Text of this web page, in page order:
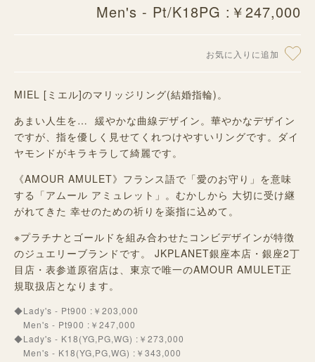
Men's - Pt/K18PG :￥247,000
お気に入りに追加
MIEL [ミエル]のマリッジリング(結婚指輪)。
あまい人生を… 緩やかな曲線デザイン。華やかなデザイン
ですが、指を優しく見せてくれつけやすいリングです。ダイ
ヤモンドがキラキラして綺麗です。
《AMOUR AMULET》フランス語で「愛のお守り」を意味
する「アムール アミュレット」。むかしから 大切に受け継
がれてきた 幸せのための祈りを薬指に込めて。
※プラチナとゴールドを組み合わせたコンビデザインが特徴
のジュエリーブランドです。 JKPLANET銀座本店・銀座2丁
目店・表参道原宿店は、東京で唯一のAMOUR AMULET正
規取扱店となります。
◆Lady's - Pt900 :￥203,000
Men's - Pt900 :￥247,000
◆Lady's - K18(YG,PG,WG) :￥273,000
Men's - K18(YG,PG,WG) :￥343,000